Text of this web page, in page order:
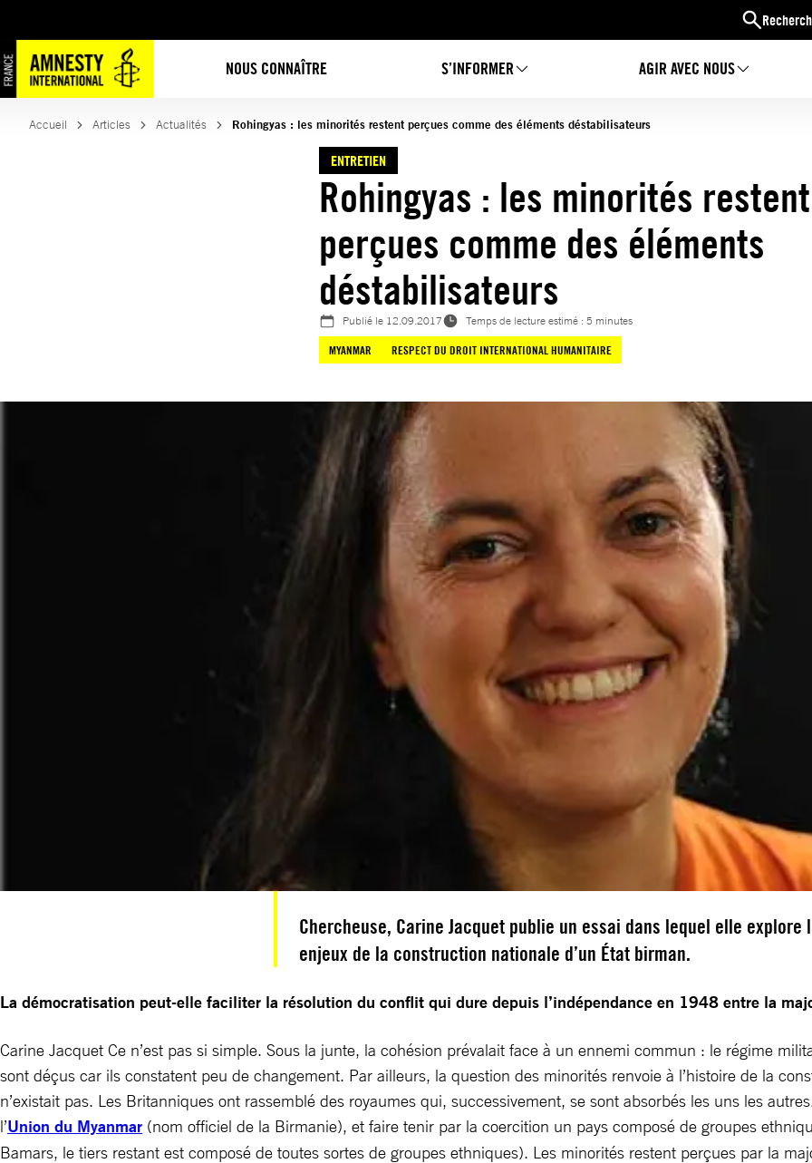
NOUS CONNAÎTRE S’INFORMER AGIR AVEC NOUS
au
contenu
Accueil Articles Actualités Rohingyas : les minorités restent perçues comme des éléments déstabilisateurs
ENTRETIEN
Rohingyas : les minorités restent
perçues comme des éléments
déstabilisateurs
Publié le 12.09.2017
Temps de lecture estimé : 5 minutes
MYANMAR
RESPECT DU DROIT INTERNATIONAL HUMANITAIRE
Chercheuse, Carine Jacquet publie un essai dans lequel elle explore
enjeux de la construction nationale d’un État birman.
La démocratisation peut-elle faciliter la résolution du conflit qui dure depuis l’indépendance en 1948 entre la
Carine Jacquet Ce n’est pas si simple. Sous la junte, la cohésion prévalait face à un ennemi commun : le régime
sont déçus car ils constatent peu de changement. Par ailleurs, la question des minorités renvoie à l’histoire de la
n’existait pas. Les Britanniques ont rassemblé des royaumes qui, successivement, se sont absorbés les uns les
l’Union du Myanmar (nom officiel de la Birmanie), et faire tenir par la coercition un pays composé de groupes
Bamars, le tiers restant est composé de toutes sortes de groupes ethniques). Les minorités restent perçues par la